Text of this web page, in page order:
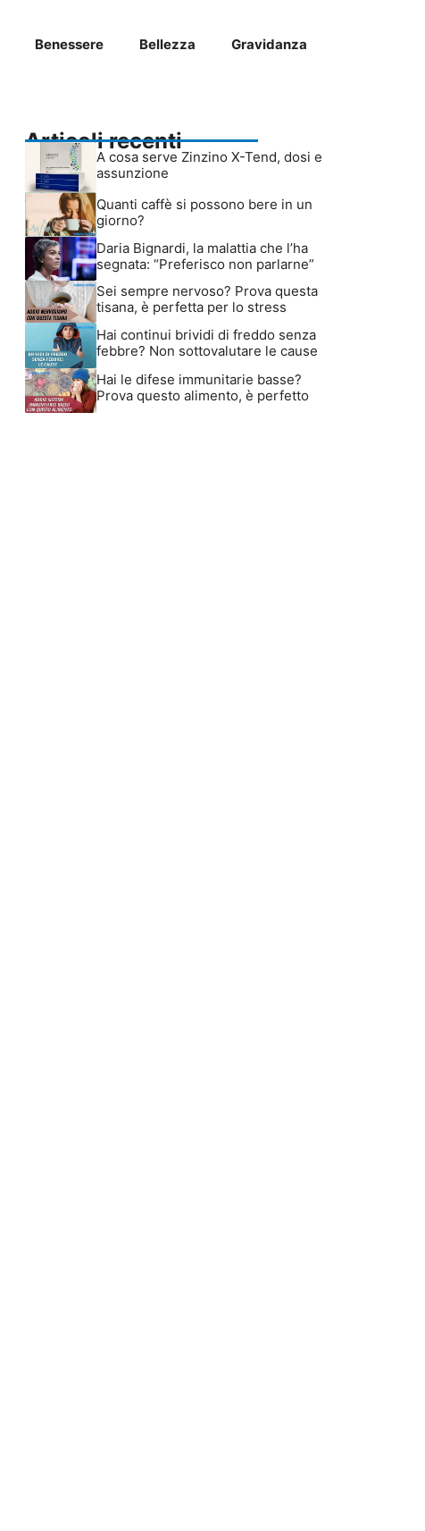
Benessere Bellezza Gravidanza
Articoli recenti
A cosa serve Zinzino X-Tend, dosi e
assunzione
Quanti caffè si possono bere in un
giorno?
Daria Bignardi, la malattia che l’ha
segnata: “Preferisco non parlarne”
Sei sempre nervoso? Prova questa
tisana, è perfetta per lo stress
Hai continui brividi di freddo senza
febbre? Non sottovalutare le cause
Hai le difese immunitarie basse?
Prova questo alimento, è perfetto